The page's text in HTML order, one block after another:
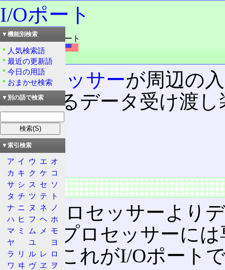
I/Oポート
読み：アイオウポート
外語：I/O port
品詞：名詞
プロセッサーが周辺の
に用いるデータ受け渡
目次
概要
アクセス
概要
他のプロセッサーより
めに、プロセッサーに
いる。これがI/Oポート
▼機能別検索
人気検索語
最近の更新語
今日の用語
おまかせ検索
▼別の語で検索
▼索引検索
ア イ ウ エ オ
カ キ ク ケ コ
サ シ ス セ ソ
タ チ ツ テ
ト
ナ ニ ヌ ネ
ノ
ハ ヒ フ ヘ ホ
マ ミ ム メ
モ
ヤ
ユ
ヨ
ラ
リ ル レ ロ
ワ ヰ ヴ ヱ
ヲ